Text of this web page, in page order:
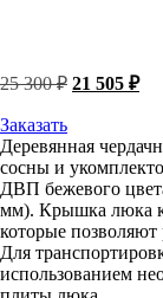
25 300₽
25
300 ₽.
21 505 ₽
Заказать
Деревянная
сосны и
ДВП бежевого
мм). Крышка люка
которые
Для
использованием